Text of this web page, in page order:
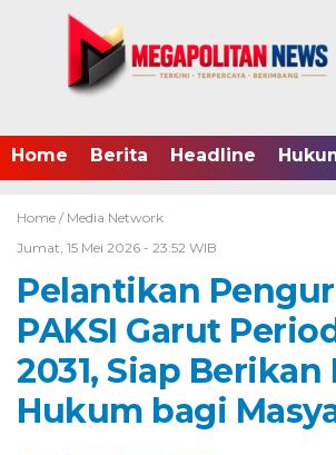
Home Berita Headline
Home / Media Network
Jumat, 15 Mei 2026 - 23:52 WIB
Pelantikan
PAKSI Garut
2031, Siap
Hukum bagi